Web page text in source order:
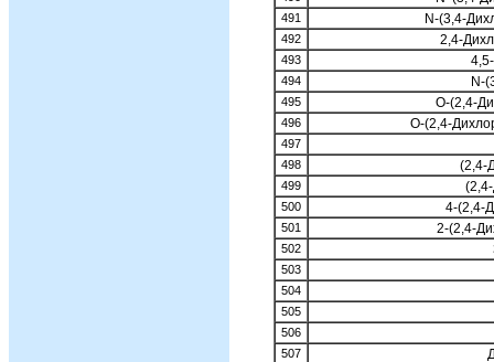
491 N-(3,4-
492 2,4-
493
494 N-
495 O-(2,4-
496 O-(2,4-
497
498
(2,4-
499
500 4-(2,4-
501 2-(2,4-
502
503
504
505
506
507